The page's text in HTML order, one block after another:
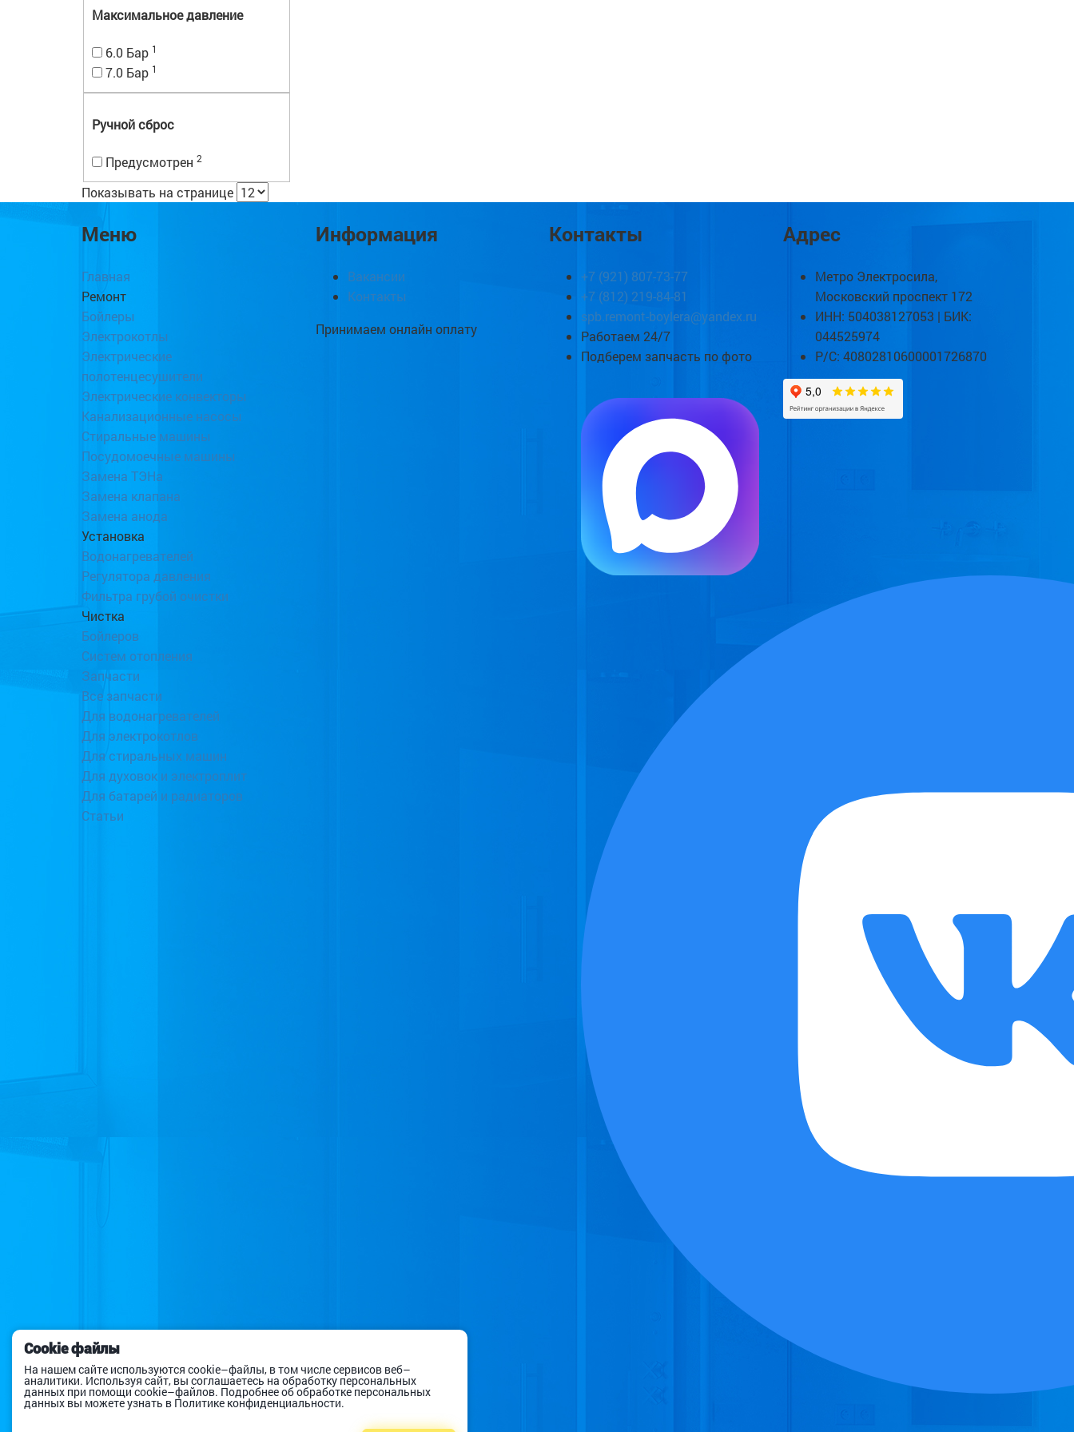
Максимальное давление
6.0 Бар 1
7.0 Бар 1
Ручной сброс
Предусмотрен 2
Показывать на странице
Cookie файлы
На нашем сайте используются cookie–файлы, в том числе сервисов веб–
аналитики. Используя сайт, вы соглашаетесь на обработку персональных
данных при помощи cookie–файлов. Подробнее об обработке персональных
данных вы можете узнать в Политике конфиденциальности.
Меню
Главная
Ремонт
Бойлеры
Электрокотлы
Электрические
полотенцесушители
Электрические конвекторы
Канализационные насосы
Стиральные машины
Посудомоечные машины
Замена ТЭНа
Замена клапана
Замена анода
Установка
Водонагревателей
Регулятора давления
Фильтра грубой очистки
Чистка
Бойлеров
Систем отопления
Запчасти
Все запчасти
Для водонагревателей
Для электрокотлов
Для стиральных машин
Для духовок и электроплит
Для батарей и радиаторов
Статьи
Информация
Вакансии
Контакты
Принимаем онлайн оплату
Контакты
+7 (921) 807-73-77
+7 (812) 219-84-81
spb.remont-boylera@yandex.ru
Работаем 24/7
Подберем запчасть по фото
Адрес
Метро Электросила,
Московский проспект 172
ИНН: 504038127053 | БИК:
044525974
Р/С: 40802810600001726870